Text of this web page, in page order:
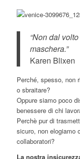
“Non dal
maschera.”
Karen Blixen
Perché, spesso, non
o sbraitare?
Oppure siamo poco
benessere di chi
Perchè pur di
sicuro, non elogiamo
collaboratori?
La nostra